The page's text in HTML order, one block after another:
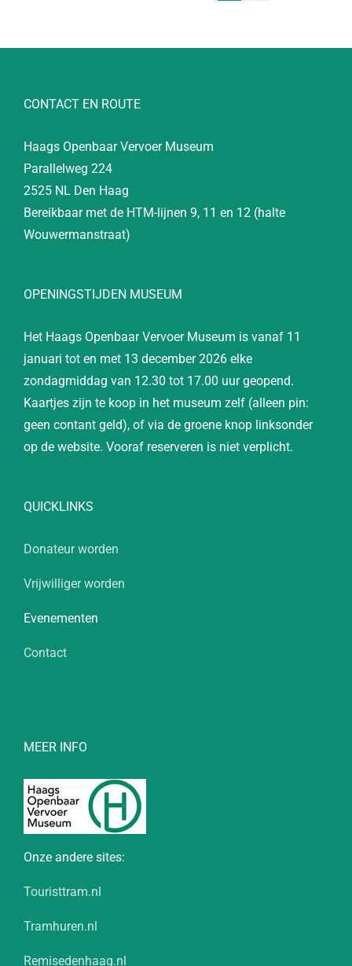
CONTACT EN ROUTE
Haags Openbaar Vervoer Museum
Parallelweg 224
2525 NL Den Haag
Bereikbaar met de HTM-lijnen 9, 11 en 12 (halte
Wouwermanstraat)
OPENINGSTIJDEN MUSEUM
Het Haags Openbaar Vervoer Museum is vanaf 11
januari tot en met 13 december 2026 elke
zondagmiddag van 12.30 tot 17.00 uur geopend.
Kaartjes zijn te koop in het museum zelf (alleen pin:
geen contant geld), of via de groene knop linksonder
op de website. Vooraf reserveren is niet verplicht.
QUICKLINKS
Donateur worden
Vrijwilliger worden
Evenementen
Contact
MEER INFO
Onze andere sites:
Touristtram.nl
Tramhuren.nl
Remisedenhaag.nl